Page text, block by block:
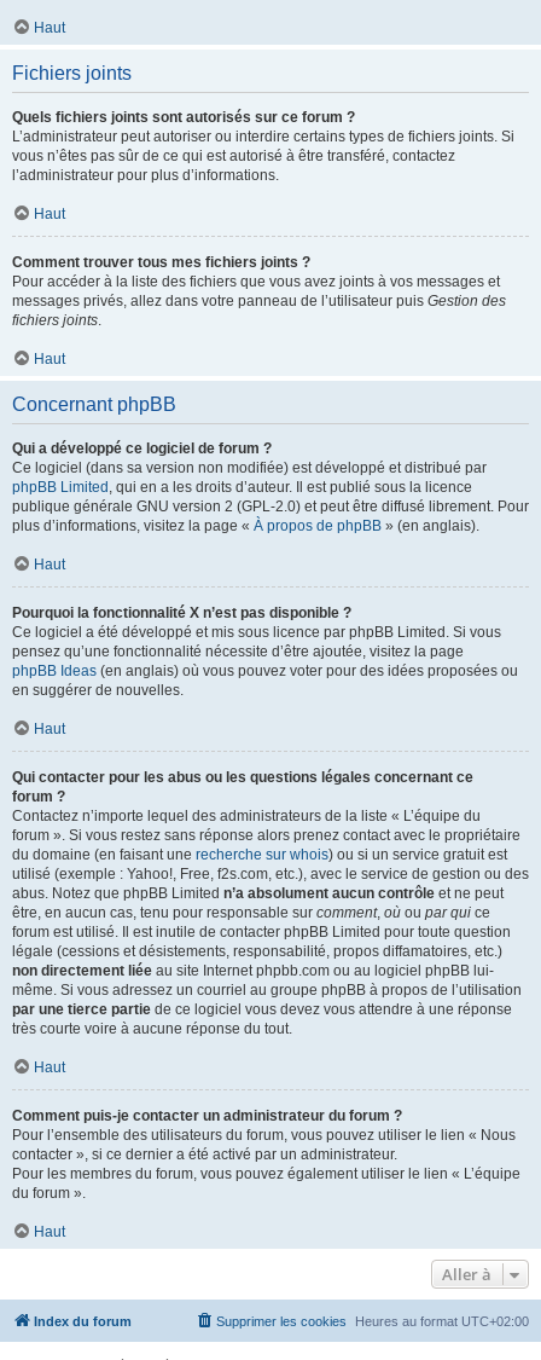
Haut
Fichiers joints
Quels fichiers joints sont autorisés sur ce forum ?
L’administrateur peut autoriser ou interdire certains types de fichiers joints. Si
vous n’êtes pas sûr de ce qui est autorisé à être transféré, contactez
l’administrateur pour plus d’informations.
Haut
Comment trouver tous mes fichiers joints ?
Pour accéder à la liste des fichiers que vous avez joints à vos messages et
messages privés, allez dans votre panneau de l’utilisateur puis Gestion des
fichiers joints.
Haut
Concernant phpBB
Qui a développé ce logiciel de forum ?
Ce logiciel (dans sa version non modifiée) est développé et distribué par
phpBB Limited , qui en a les droits d’auteur. Il est publié sous la licence
publique générale GNU version 2 (GPL-2.0) et peut être diffusé librement. Pour
plus d’informations, visitez la page « À propos de phpBB » (en anglais).
Haut
Pourquoi la fonctionnalité X n’est pas disponible ?
Ce logiciel a été développé et mis sous licence par phpBB Limited. Si vous
pensez qu’une fonctionnalité nécessite d’être ajoutée, visitez la page
phpBB Ideas (en anglais) où vous pouvez voter pour des idées proposées ou
en suggérer de nouvelles.
Haut
Qui contacter pour les abus ou les questions légales concernant ce
forum ?
Contactez n’importe lequel des administrateurs de la liste « L’équipe du
forum ». Si vous restez sans réponse alors prenez contact avec le propriétaire
du domaine (en faisant une recherche sur whois) ou si un service gratuit est
utilisé (exemple : Yahoo!, Free, f2s.com, etc.), avec le service de gestion ou des
abus. Notez que phpBB Limited n’a absolument aucun contrôle et ne peut
être, en aucun cas, tenu pour responsable sur comment, où ou par qui ce
forum est utilisé. Il est inutile de contacter phpBB Limited pour toute question
légale (cessions et désistements, responsabilité, propos diffamatoires, etc.)
non directement liée au site Internet phpbb.com ou au logiciel phpBB lui-
même. Si vous adressez un courriel au groupe phpBB à propos de l’utilisation
par une tierce partie de ce logiciel vous devez vous attendre à une réponse
très courte voire à aucune réponse du tout.
Haut
Comment puis-je contacter un administrateur du forum ?
Pour l’ensemble des utilisateurs du forum, vous pouvez utiliser le lien « Nous
contacter », si ce dernier a été activé par un administrateur.
Pour les membres du forum, vous pouvez également utiliser le lien « L’équipe
du forum ».
Haut
Aller à
Index du forum Heures au format UTC+02:00
Supprimer les cookies